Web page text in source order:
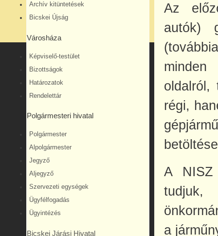
Archív kitüntetések
Bicskei Újság
Városháza
Képviselő-testület
Bizottságok
Határozatok
Rendelettár
Polgármesteri hivatal
Polgármester
Alpolgármester
Jegyző
Aljegyző
Szervezeti egységek
Ügyfélfogadás
Ügyintézés
Bicskei Járási Hivatal
Az
autók)
minden
oldalról,
régi,
A NISZ
a